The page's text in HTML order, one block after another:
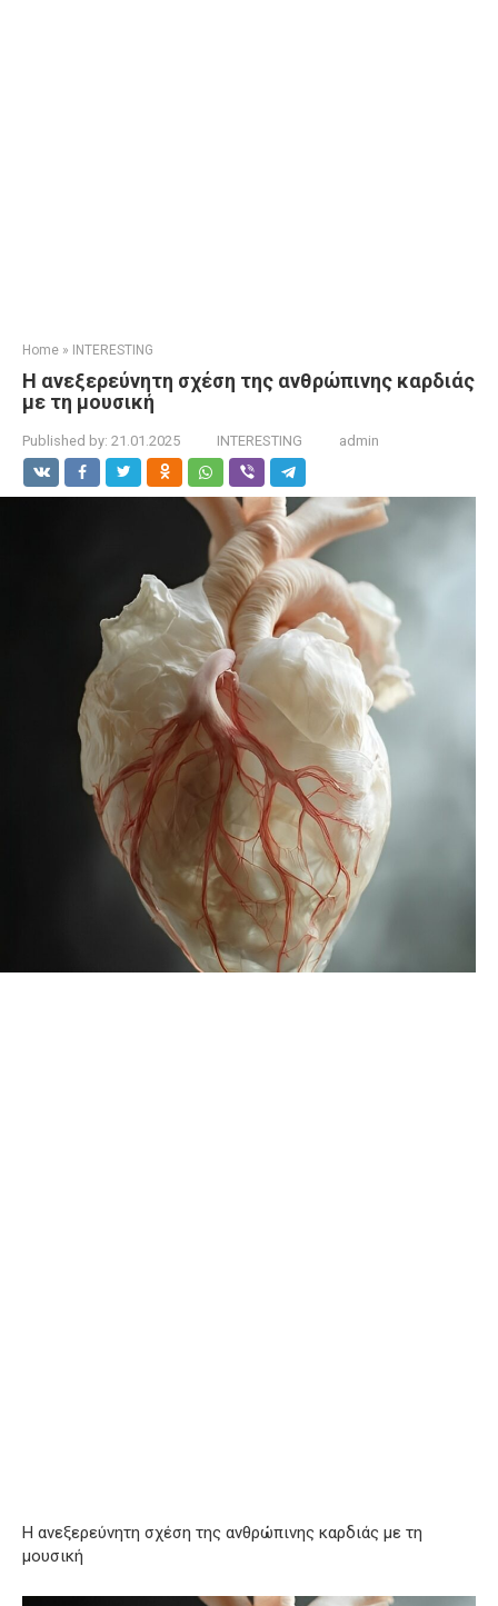
Home » INTERESTING
Η ανεξερεύνητη σχέση της ανθρώπινης καρδιάς
με τη μουσική
Published by: 21.01.2025 INTERESTING admin
Η ανεξερεύνητη σχέση της ανθρώπινης καρδιάς με τη
μουσική